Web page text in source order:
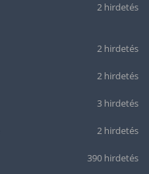
2 hirdetés
2 hirdetés
2 hirdetés
3 hirdetés
2 hirdetés
390 hirdetés